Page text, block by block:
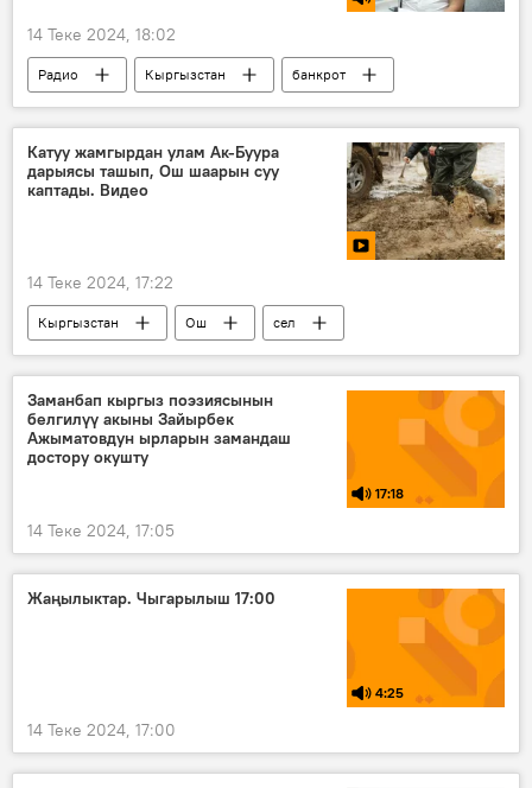
14 Теке 2024, 18:02
Радио Кыргызстан
банкрот
мыйзам
Экономика
мекеме
Эркин Бакиров
Катуу жамгырдан улам Ак-Буура
дарыясы ташып, Ош шаарын суу
каптады. Видео
14 Теке 2024, 17:22
Кыргызстан Ош
сел
ӨКМ
кырсык
Заманбап кыргыз поэзиясынын
белгилүү акыны Зайырбек
Ажыматовдун ырларын замандаш
достору окушту
17:18
14 Теке 2024, 17:05
Жаңылыктар. Чыгарылыш 17:00
4:25
14 Теке 2024, 17:00